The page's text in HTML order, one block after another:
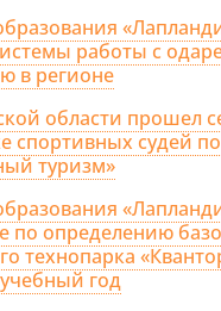
работы с
в регионе
области прошел
спортивных судей
туризм»
по определению
технопарка
год